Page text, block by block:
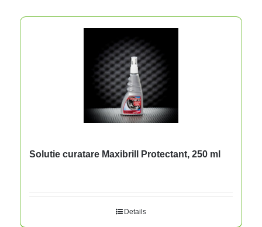
Solutie curatare Maxibrill Protectant, 250 ml
Details